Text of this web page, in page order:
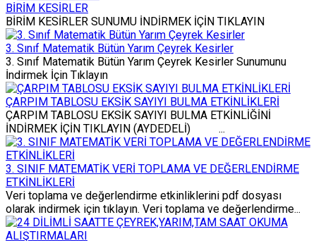
BİRİM KESİRLER
BİRİM KESİRLER SUNUMU İNDİRMEK İÇİN TIKLAYIN
3. Sınıf Matematik Bütün Yarım Çeyrek Kesirler
3. Sınıf Matematik Bütün Yarım Çeyrek Kesirler Sunumunu
İndirmek İçin Tıklayın
ÇARPIM TABLOSU EKSİK SAYIYI BULMA ETKİNLİKLERİ
ÇARPIM TABLOSU EKSİK SAYIYI BULMA ETKİNLİĞİNİ
İNDİRMEK İÇİN TIKLAYIN (AYDEDELİ) ...
3. SINIF MATEMATİK VERİ TOPLAMA VE DEĞERLENDİRME
ETKİNLİKLERİ
Veri toplama ve değerlendirme etkinliklerini pdf dosyası
olarak indirmek için tıklayın. Veri toplama ve değerlendirme...